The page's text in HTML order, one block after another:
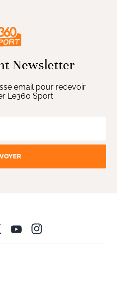
Newsletter
email pour recevoir
Le360 Sport